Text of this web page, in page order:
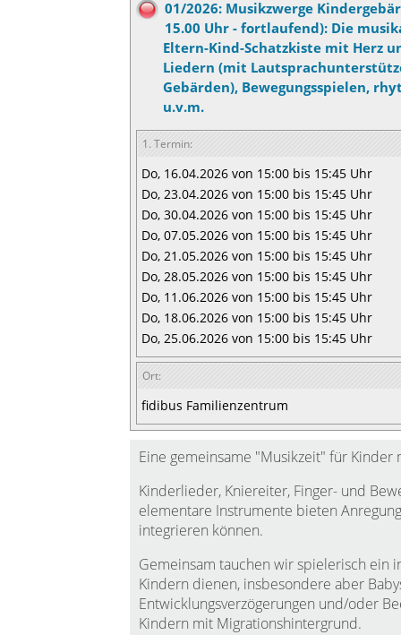
01/2026: Musikzwerge
15.00 Uhr - fortlaufend): Die
Eltern-Kind-Schatzkiste mit Herz
Liedern (mit
Gebärden), Bewegungsspielen,
u.v.m.
1. Termin:
Do, 16.04.2026 von 15:00 bis 15:45 Uhr
Do, 23.04.2026 von 15:00 bis 15:45 Uhr
Do, 30.04.2026 von 15:00 bis 15:45 Uhr
Do, 07.05.2026 von 15:00 bis 15:45 Uhr
Do, 21.05.2026 von 15:00 bis 15:45 Uhr
Do, 28.05.2026 von 15:00 bis 15:45 Uhr
Do, 11.06.2026 von 15:00 bis 15:45 Uhr
Do, 18.06.2026 von 15:00 bis 15:45 Uhr
Do, 25.06.2026 von 15:00 bis 15:45 Uhr
Ort:
fidibus Familienzentrum
Eine gemeinsame "Musikzeit" für Kinder
Kinderlieder, Kniereiter, Finger- und
elementare Instrumente bieten
integrieren können.
Gemeinsam tauchen wir spielerisch ein
Kindern dienen, insbesondere aber
Entwicklungsverzögerungen und/oder
Kindern mit Migrationshintergrund.